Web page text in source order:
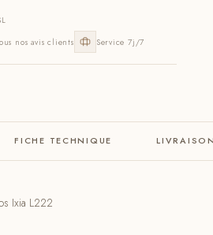
nos avis clients
Service 7j/7
FICHE TECHNIQUE
Ixia L222